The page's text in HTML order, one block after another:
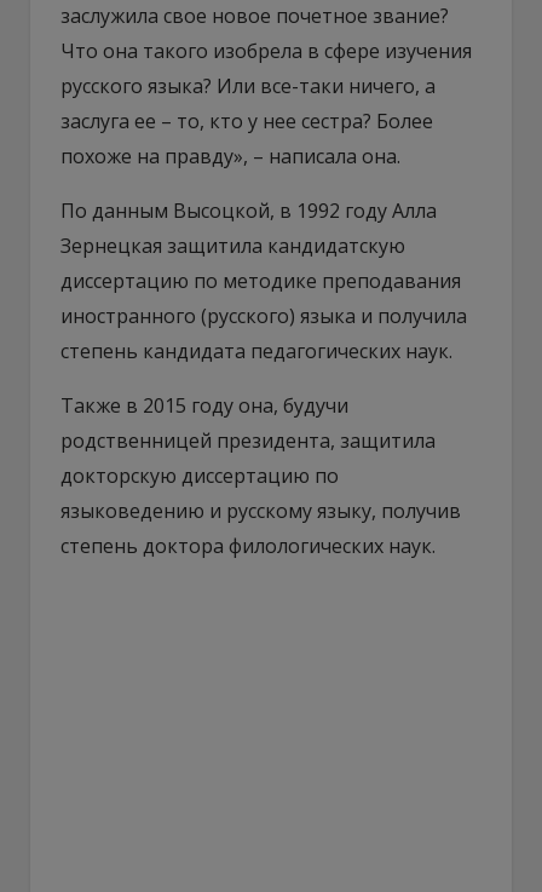
заслужила свое новое почетное звание?
Что она такого изобрела в сфере изучения
русского языка? Или все-таки ничего, а
заслуга ее – то, кто у нее сестра? Более
похоже на правду», – написала она.
По данным Высоцкой, в 1992 году Алла
Зернецкая защитила кандидатскую
диссертацию по методике преподавания
иностранного (русского) языка и получила
степень кандидата педагогических наук.
Также в 2015 году она, будучи
родственницей президента, защитила
докторскую диссертацию по
языковедению и русскому языку, получив
степень доктора филологических наук.